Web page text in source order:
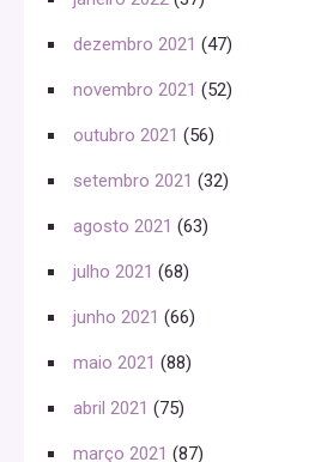
dezembro 2021 (47)
novembro 2021 (52)
outubro 2021 (56)
setembro 2021 (32)
agosto 2021 (63)
julho 2021 (68)
junho 2021 (66)
maio 2021 (88)
abril 2021 (75)
março 2021 (87)